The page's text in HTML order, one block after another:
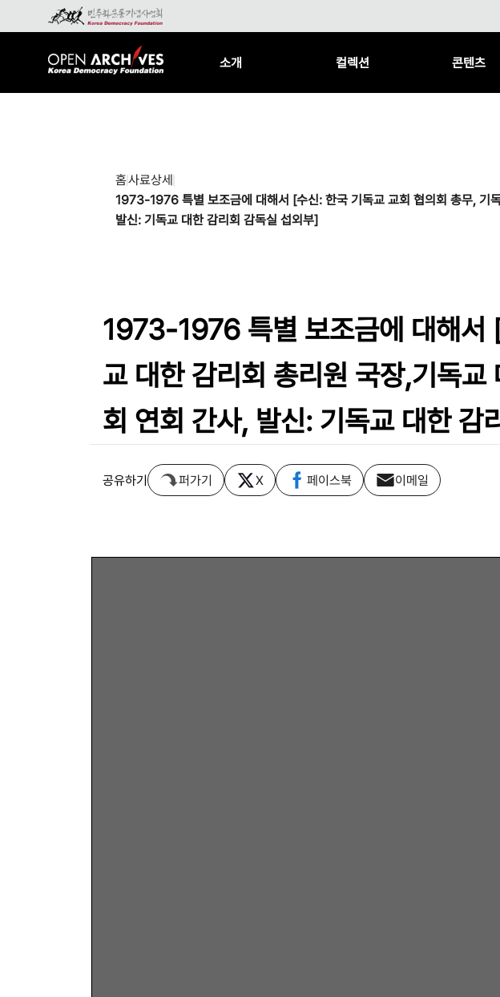
소개 컬렉션 콘텐츠
홈사료상세
1973-1976 특별 보조금에 대해서 [수신: 한국 기독교 교회 협의회 총무, 기
발신: 기독교 대한 감리회 감독실 섭외부]
1973-1976 특별 보조금에 대해서
교 대한 감리회 총리원 국장,기독교
회 연회 간사, 발신: 기독교 대한 감
공유하기 퍼가기 X 페이스북 이메일